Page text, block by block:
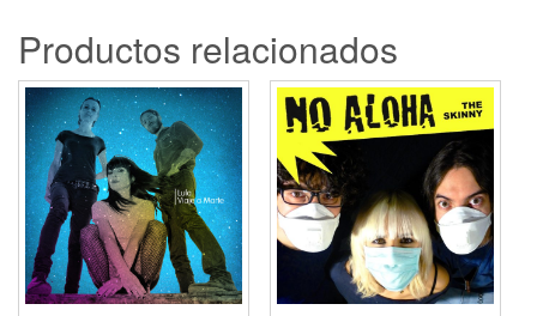
Productos relacionados